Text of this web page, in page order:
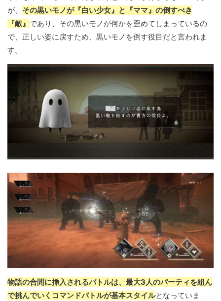
が、 その黒いモノが『白い少女』と『ママ』の倒すべき
『敵』 であり、その黒いモノが何かを歪めてしまっているの
で、正しい姿に戻すため、黒いモノを倒す役目だと言われま
す。
物語の合間に挿入されるバトルは、最大3人のパーティを組ん
で挑んでいくコマンドバトルが基本スタイルとなっていま